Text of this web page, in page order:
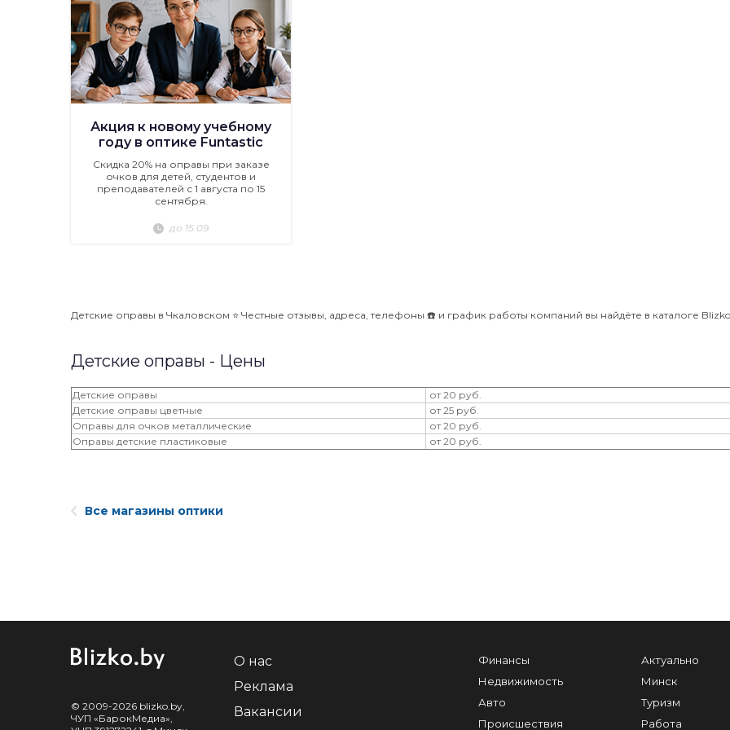
Акция к новому учебному
году в оптике Funtastic
Скидка 20% на оправы при заказе
очков для детей, студентов и
преподавателей с 1 августа по 15
сентября.
до 15.09
Детские оправы в Чкаловском ⭐️ Честные отзывы, адреса, телефоны ☎️ и график работы компаний вы найдёте в каталоге Blizko
Детские оправы - Цены
Детские оправы
от 20 руб.
Детские оправы цветные
от 25 руб.
Оправы для очков металлические
от 20 руб.
Оправы детские пластиковые
от 20 руб.
Все магазины оптики
© 2009-2026 blizko.by,
ЧУП «БарокМедиа»,
О нас
Реклама
Вакансии
Финансы
Недвижимость
Авто
Происшествия
Актуально
Минск
Туризм
Работа